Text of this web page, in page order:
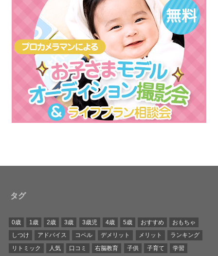
タグ
0歳 1歳 2歳 3歳 3歳児 4歳 5歳 おすすめ
おもちゃ
しつけ
アドバイス コペル デメリット メリット
ランキング
リトミック
人気 口コミ 右脳教育 子供 子育て 学習